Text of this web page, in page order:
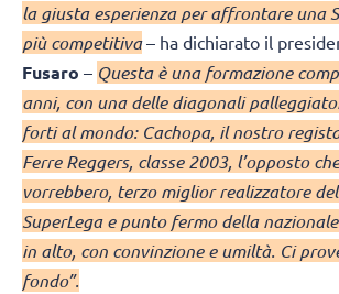
la giusta esperienza per affrontare una
più competitiva– ha dichiarato il
Fusaro – Questa è una formazione
anni, con una delle diagonali
forti al mondo: Cachopa, il nostro
Ferre Reggers, classe 2003, l’opposto
vorrebbero, terzo miglior realizzatore
SuperLega e punto fermo della
in alto, con convinzione e umiltà. Ci
fondo”.